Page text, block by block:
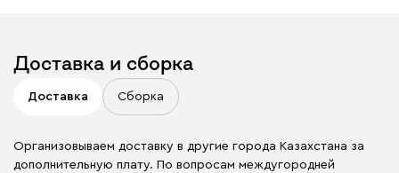
Доставка и сборка
Доставка Сборка
Организовываем доставку в другие города Казахстана за
дополнительную плату. По вопросам междугородней